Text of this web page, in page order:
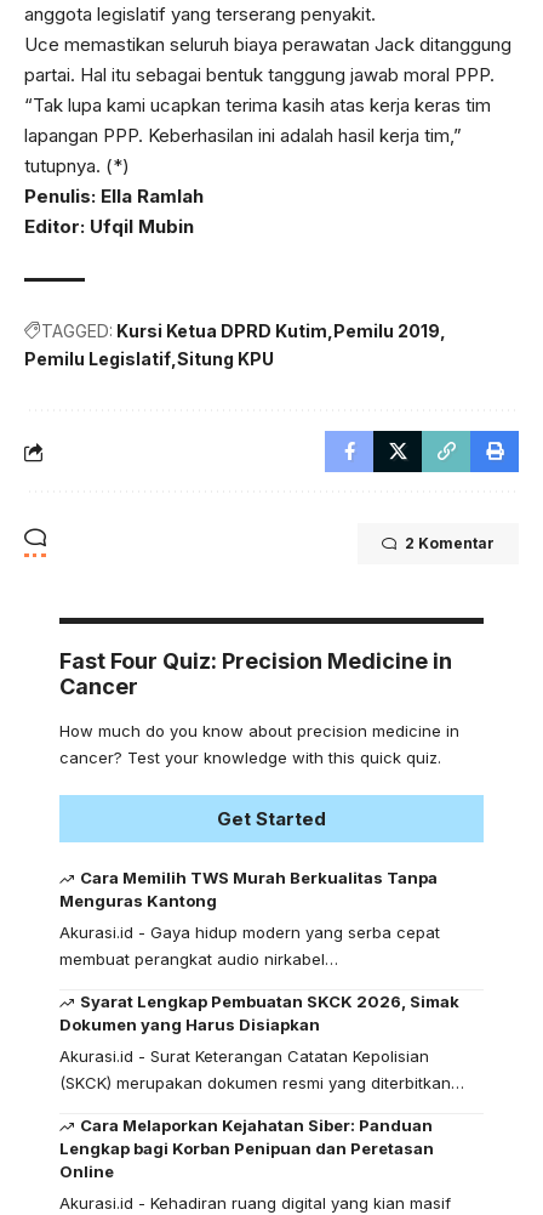
anggota legislatif yang terserang penyakit.
Uce memastikan seluruh biaya perawatan Jack ditanggung
partai. Hal itu sebagai bentuk tanggung jawab moral PPP.
“Tak lupa kami ucapkan terima kasih atas kerja keras tim
lapangan PPP. Keberhasilan ini adalah hasil kerja tim,”
tutupnya. (*)
Penulis: Ella Ramlah
Editor: Ufqil Mubin
TAGGED: Kursi Ketua DPRD Kutim Pemilu 2019
Pemilu Legislatif Situng KPU
2 Komentar
Fast Four Quiz: Precision Medicine in
Cancer
How much do you know about precision medicine in
cancer? Test your knowledge with this quick quiz.
Get Started
Cara Memilih TWS Murah Berkualitas Tanpa
Menguras Kantong
Akurasi.id - Gaya hidup modern yang serba cepat
membuat perangkat audio nirkabel…
Syarat Lengkap Pembuatan SKCK 2026, Simak
Dokumen yang Harus Disiapkan
Akurasi.id - Surat Keterangan Catatan Kepolisian
(SKCK) merupakan dokumen resmi yang diterbitkan…
Cara Melaporkan Kejahatan Siber: Panduan
Lengkap bagi Korban Penipuan dan Peretasan
Online
Akurasi.id - Kehadiran ruang digital yang kian masif